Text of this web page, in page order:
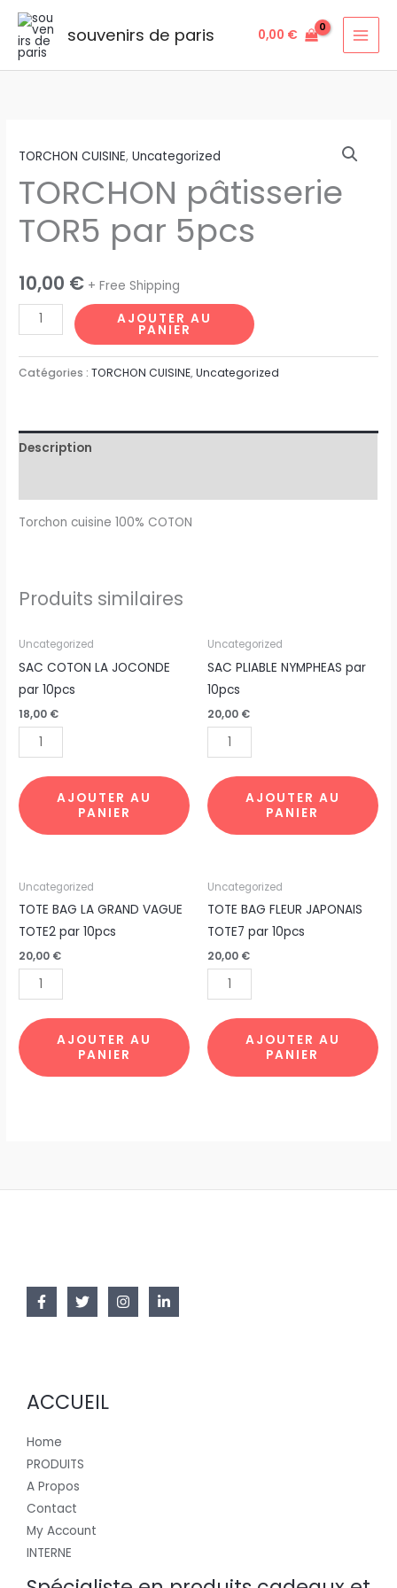
Aller
contenu
souvenirs de paris 0,00 €
TORCHON CUISINE,Uncategorized
TORCHON pâtisserie
TOR5 par 5pcs
10,00 € + Free Shipping
de
TORCHON
pâtisserie
TOR5
par
AJOUTER AU
PANIER
Catégories :TORCHON CUISINE,Uncategorized
Description
Torchon cuisine 100% COTON
Produits similaires
Uncategorized
SAC COTON LA JOCONDE
par 10pcs
18,00 €
quantité
de
SAC
LA
JOCONDE
10pcs
AJOUTER AU
PANIER
Uncategorized
SAC PLIABLE NYMPHEAS par
10pcs
20,00 €
quantité
de
SAC
NYMPHEAS
AJOUTER AU
PANIER
Uncategorized
TOTE BAG LA GRAND VAGUE
TOTE2 par 10pcs
20,00 €
quantité
de
TOTE
LA
GRAND
TOTE2
par
10pcs
AJOUTER AU
PANIER
Uncategorized
TOTE BAG FLEUR JAPONAIS
TOTE7 par 10pcs
20,00 €
quantité
de
TOTE
FLEUR
JAPONAIS
par
10pcs
AJOUTER AU
PANIER
ACCUEIL
Home
PRODUITS
A Propos
Contact
My Account
INTERNE